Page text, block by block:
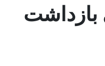
بازداشت